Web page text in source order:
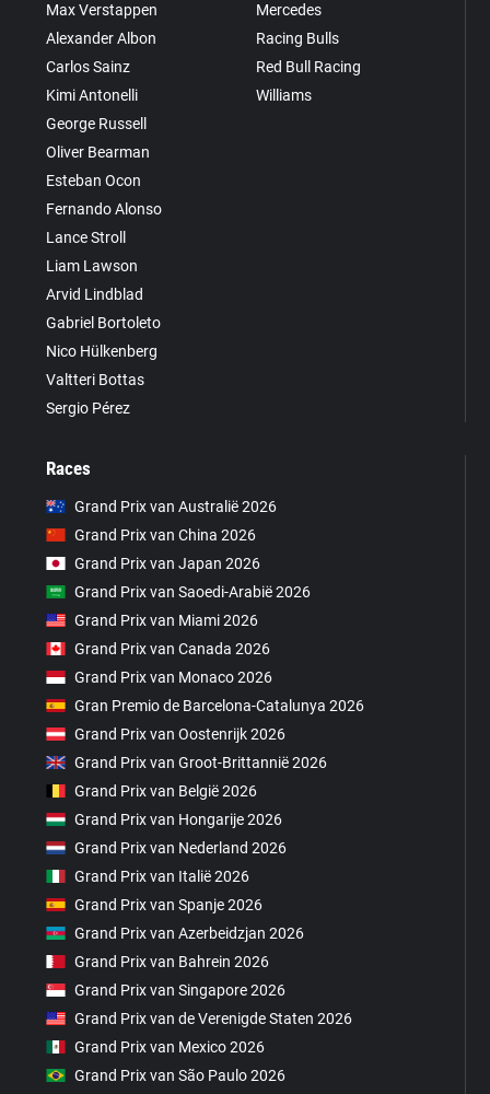
Max Verstappen
Alexander Albon
Carlos Sainz
Kimi Antonelli
George Russell
Oliver Bearman
Esteban Ocon
Fernando Alonso
Lance Stroll
Liam Lawson
Arvid Lindblad
Gabriel Bortoleto
Nico Hülkenberg
Valtteri Bottas
Sergio Pérez
Mercedes
Racing Bulls
Red Bull Racing
Williams
Races
Grand Prix van Australië 2026
Grand Prix van China 2026
Grand Prix van Japan 2026
Grand Prix van Saoedi-Arabië 2026
Grand Prix van Miami 2026
Grand Prix van Canada 2026
Grand Prix van Monaco 2026
Gran Premio de Barcelona-Catalunya 2026
Grand Prix van Oostenrijk 2026
Grand Prix van Groot-Brittannië 2026
Grand Prix van België 2026
Grand Prix van Hongarije 2026
Grand Prix van Nederland 2026
Grand Prix van Italië 2026
Grand Prix van Spanje 2026
Grand Prix van Azerbeidzjan 2026
Grand Prix van Bahrein 2026
Grand Prix van Singapore 2026
Grand Prix van de Verenigde Staten 2026
Grand Prix van Mexico 2026
Grand Prix van São Paulo 2026